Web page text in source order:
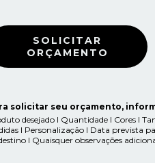
solicitar seu orçamento,
desejado I Quantidade I Cores I
I Personalização I Data prevista
I Quaisquer observações